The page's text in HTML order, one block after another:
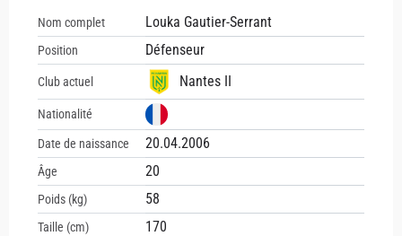
Nom complet Louka Gautier-Serrant
Position Défenseur
Club actuel Nantes II
Nationalité
Date de naissance 20.04.2006
Âge 20
Poids (kg) 58
Taille (cm) 170